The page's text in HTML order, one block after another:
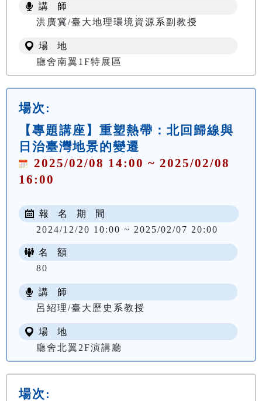
講 師
洪廣冀/臺大地理環境資源系副教授
場 地
廳舍南翼1F特展區
場次:
【專題講座】重塑熱帶：北回歸線與
日治臺灣地景的變遷
2025/02/08 14:00 ~ 2025/02/08
16:00
報 名 期 間
2024/12/20 10:00 ~ 2025/02/07 20:00
名 額
80
講 師
呂紹理/臺大歷史系教授
場 地
廳舍北翼2F演講廳
場次: